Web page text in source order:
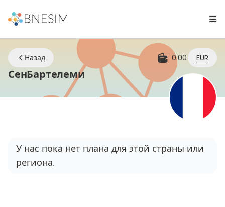
Назад 0.00 EUR
СенБартелемиeSIM | Оставайтесь на
У нас пока нет плана для этой страны или
региона.